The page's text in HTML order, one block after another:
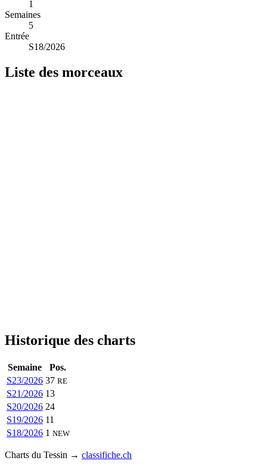
1
Semaines
5
Entrée
S18/2026
Liste des morceaux
Historique des charts
Semaine
Pos.
S23/2026 37 RE
S21/2026 13
S20/2026 24
S19/2026 11
S18/2026 1 NEW
Charts du Tessin → classifiche.ch